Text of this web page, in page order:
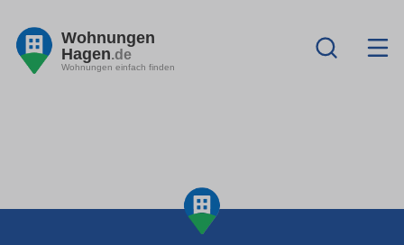
Wohnungen
Hagen.de
Wohnungen einfach finden